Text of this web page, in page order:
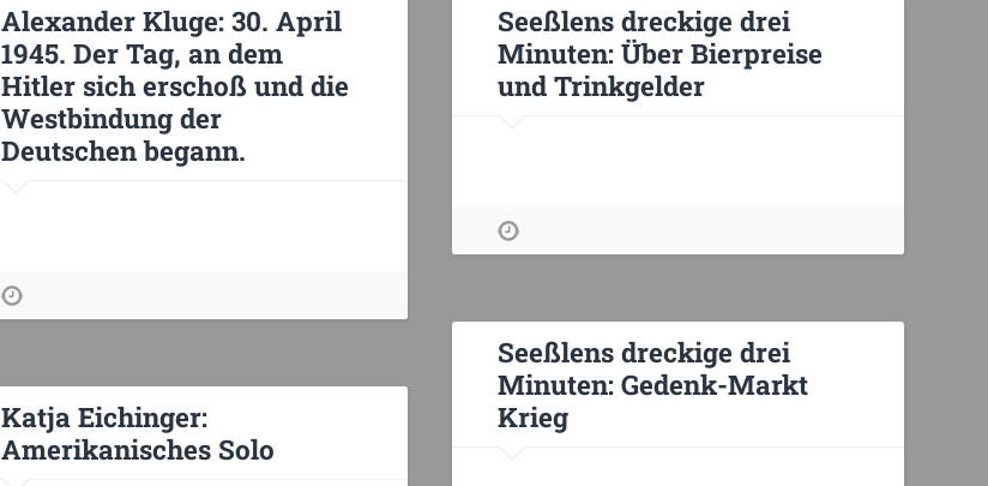
Alexander Kluge: 30. April
1945. Der Tag, an dem
Hitler sich erschoß und die
Westbindung der
Deutschen begann.
Seeßlens dreckige drei
Minuten: Über Bierpreise
und Trinkgelder
Seeßlens dreckige drei
Minuten: Gedenk-Markt
Krieg
Katja Eichinger:
Amerikanisches Solo